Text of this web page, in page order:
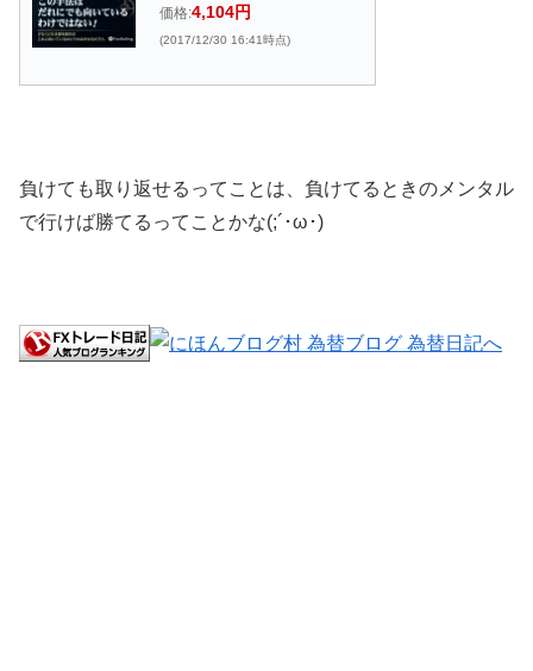
価格:4,104円
(2017/12/30 16:41時点)
負けても取り返せるってことは、負けてるときのメンタル
で行けば勝てるってことかな(;´･ω･)